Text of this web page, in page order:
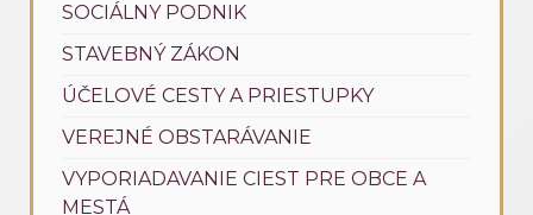
SOCIÁLNY PODNIK
STAVEBNÝ ZÁKON
ÚČELOVÉ CESTY A PRIESTUPKY
VEREJNÉ OBSTARÁVANIE
VYPORIADAVANIE CIEST PRE OBCE A
MESTÁ